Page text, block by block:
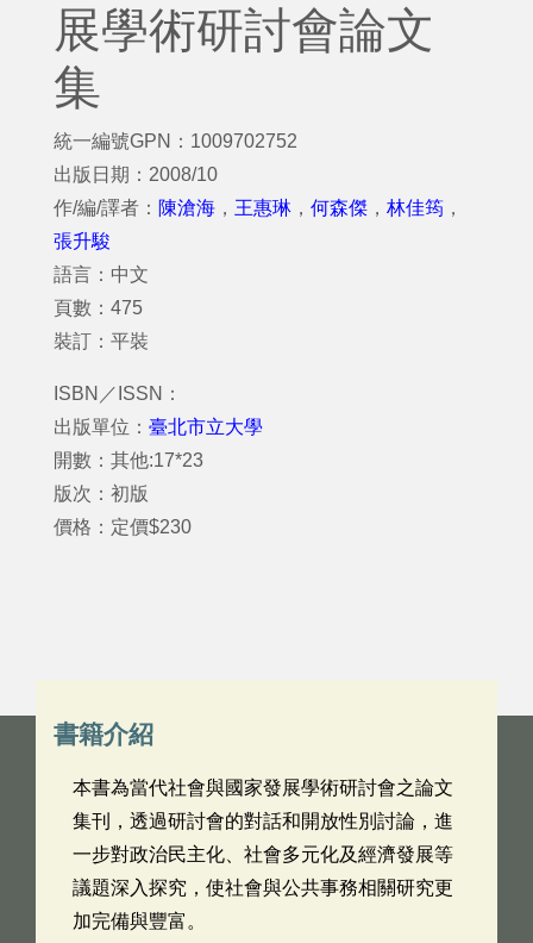
展學術研討會論文
集
統一編號GPN：1009702752
出版日期：2008/10
作/編/譯者： 陳滄海 ， 王惠琳 ， 何森傑 ， 林佳筠 ，
張升駿
語言：中文
頁數：475
裝訂：平裝
ISBN／ISSN：
出版單位： 臺北市立大學
開數：其他:17*23
版次：初版
價格：定價$230
書籍介紹
本書為當代社會與國家發展學術研討會之論文
集刊，透過研討會的對話和開放性別討論，進
一步對政治民主化、社會多元化及經濟發展等
議題深入探究，使社會與公共事務相關研究更
加完備與豐富。